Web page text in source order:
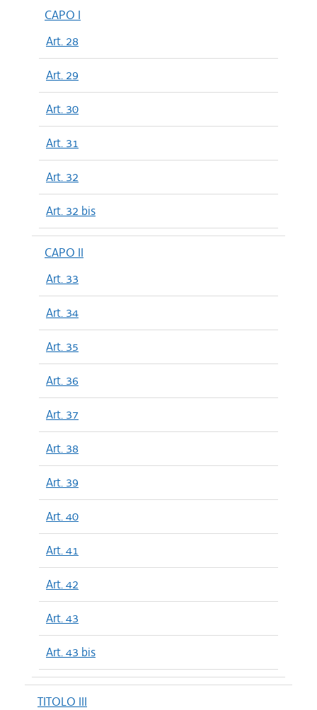
CAPO I
Art. 28
Art. 29
Art. 30
Art. 31
Art. 32
Art. 32 bis
CAPO II
Art. 33
Art. 34
Art. 35
Art. 36
Art. 37
Art. 38
Art. 39
Art. 40
Art. 41
Art. 42
Art. 43
Art. 43 bis
TITOLO III